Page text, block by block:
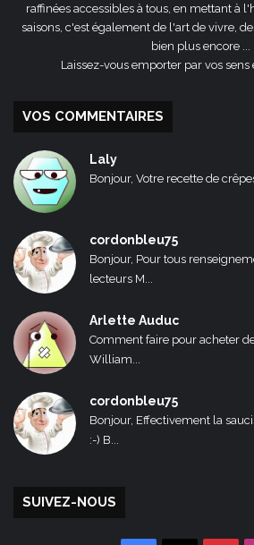
raffinées accessibles à tous, en mettant à
saisons, c'est également de l'art de vivre,
bien plus encore ...
Laissez-vous emporter par vos sens
VOS COMMENTAIRES
Laly
Bonjour, Votre recette de
cordonbleu75
Bonjour, Pour tous
lecteurs M...
Arlette Auduc
Comment faire pour acheter
William...
cordonbleu75
Bonjour, Effectivement la
:-) B...
SUIVEZ-NOUS